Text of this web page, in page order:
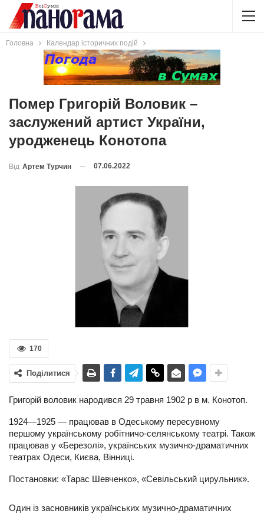
Головна Календар історичних подій
Помер Григорій Воловик –
заслужений артист України,
уродженець Конотопа
Від Артем Турчин 07.06.2022
170
Поділитися
Григорій воловик народився 29 травня 1902 р в м. Конотоп.
1924—1925 — працював в Одеському пересувному
першому українському робітничо-селянському театрі. Також
працював у «Березолі», українських музично-драматичних
театрах Одеси, Києва, Вінниці.
Постановки: «Тарас Шевченко», «Севільський цирульник».
Один із засновників українських музично-драматичних